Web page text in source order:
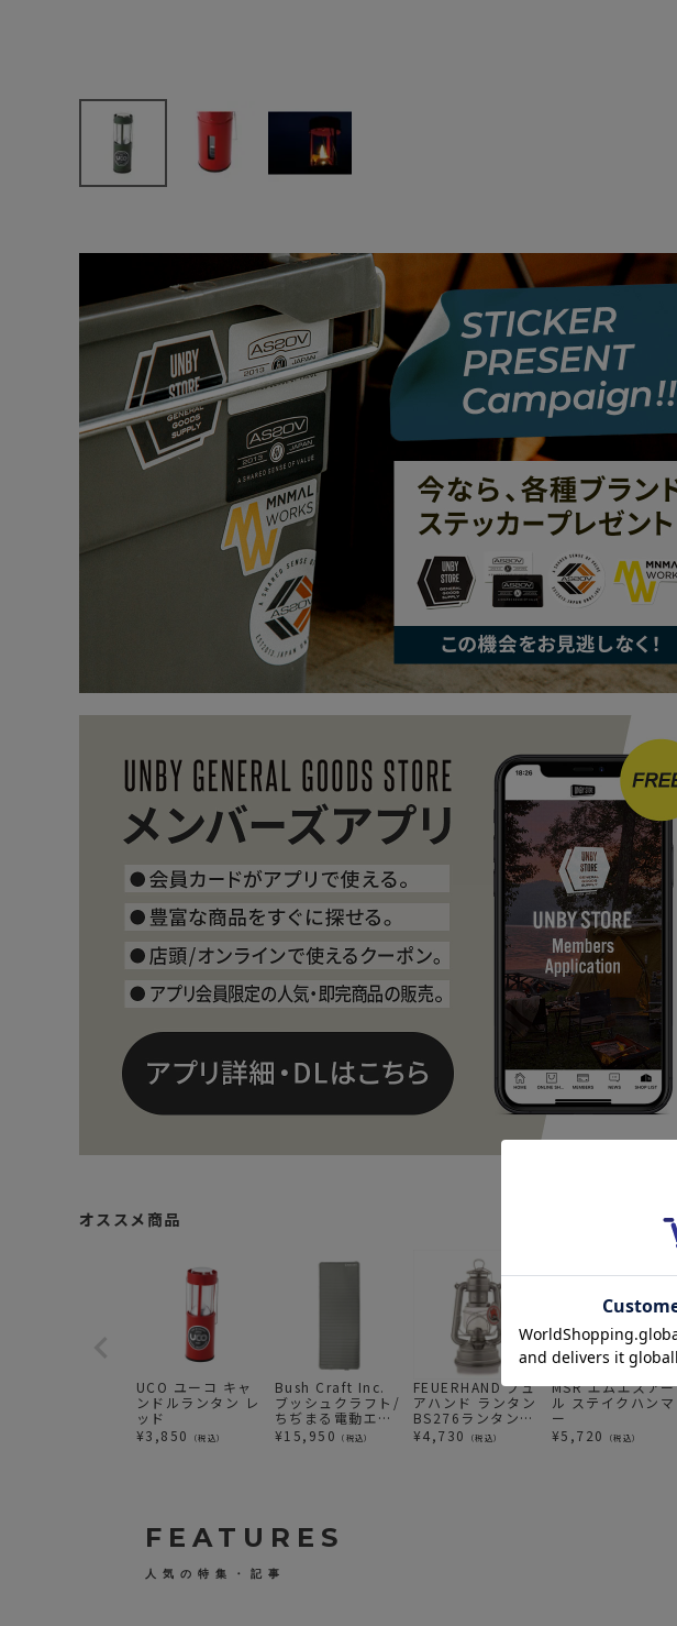
オススメ商品
UCO ユーコ キャ
ンドルランタン レ
ッド
¥3,850 （税込）
Bush Craft Inc.
ブッシュクラフト/
ちぢまる電動エア
ーマット
¥15,950 （税込）
FEUERHAND フュ
アハンド ランタン
BS276ランタン
（ジンク）
¥4,730 （税込）
MSR エムエスアー
ル ステイクハンマ
ー
¥5,720 （税込）
FEATURES
人気の特集・記事